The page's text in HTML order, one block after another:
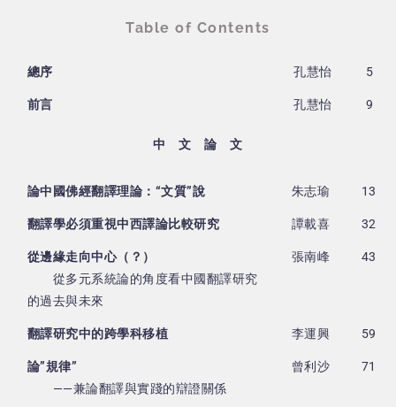
Table of Contents
總序 孔慧怡 5
前言 孔慧怡 9
中 文 論 文
論中國佛經翻譯理論：“文質”說 朱志瑜 13
翻譯學必須重視中西譯論比較研究 譚載喜 32
從邊緣走向中心（？）
從多元系統論的角度看中國翻譯研究
的過去與未來
張南峰 43
翻譯研究中的跨學科移植 李運興 59
論”規律”
——兼論翻譯與實踐的辯證關係
曾利沙 71